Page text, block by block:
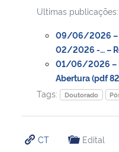
Ultimas
09/06/2026 –
02/2026 -… –
01/06/2026 –
Abertura (pdf
Tags:
Doutorado
CT Edital